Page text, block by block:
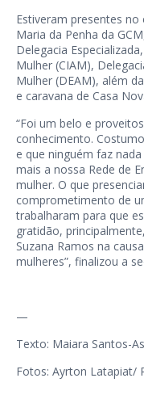
Estiveram presentes
Maria da Penha da
Delegacia
Mulher (CIAM),
Mulher (DEAM), além
e caravana de Casa
“Foi um belo e
conhecimento.
e que ninguém faz
mais a nossa Rede de
mulher. O que
comprometimento de
trabalharam para que
gratidão,
Suzana Ramos na
mulheres”, finalizou a
—
Texto: Maiara Santos-
Fotos: Ayrton Latapiat/